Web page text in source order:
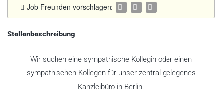
Job Freunden vorschlagen:
Stellenbeschreibung
Wir suchen eine sympathische Kollegin oder einen
sympathischen Kollegen für unser zentral gelegenes
Kanzleibüro in Berlin.